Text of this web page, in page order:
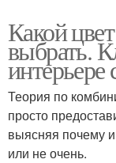
Какой
выбрать.
интерьере
Теория по
просто
выясняя почему
или не очень.